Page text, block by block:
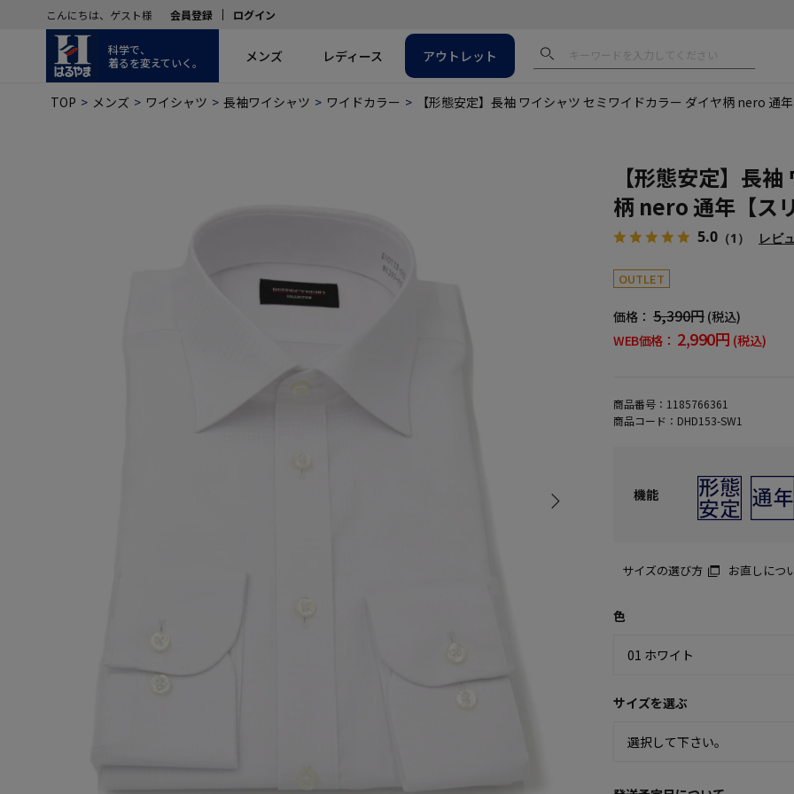
こんにちは、ゲスト様 会員登録 ログイン
科学で、
着るを変えていく。
メンズ レディース アウトレット
TOP メンズ ワイシャツ 長袖ワイシャツ ワイドカラー 【形態安定】長袖 ワイシャツ セミワイドカラー ダイヤ柄 nero 通
【形態安定】長
柄 nero 通年【ス
5.0 （1） レビ
OUTLET
価格： 5,390円 (税込)
WEB価格： 2,990円 (税込)
商品番号： 1185766361
商品コード： DHD153-SW1
機能
サイズの選び方 お直しにつ
色
サイズを選ぶ